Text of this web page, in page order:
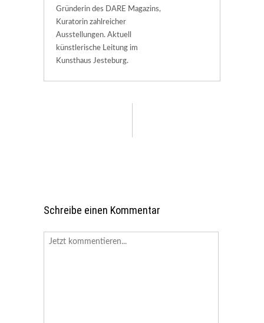
Gründerin des DARE Magazins,
Kuratorin zahlreicher
Ausstellungen. Aktuell
künstlerische Leitung im
Kunsthaus Jesteburg.
Schreibe einen Kommentar